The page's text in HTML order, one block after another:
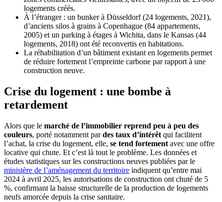
logements créés.
À l’étranger : un bunker à Düsseldorf (24 logements, 2021),
d’anciens silos à grains à Copenhague (84 appartements,
2005) et un parking à étages à Wichita, dans le Kansas (44
logements, 2018) ont été reconvertis en habitations.
La réhabilitation d’un bâtiment existant en logements permet
de réduire fortement l’empreinte carbone par rapport à une
construction neuve.
Crise du logement : une bombe à
retardement
Alors que le marché de l’immobilier reprend peu à peu des
couleurs, porté notamment pardes taux d’intérêt qui facilitent
l’achat, la crise du logement, elle, se tend fortement avec une offre
locative qui chute. Et c’est là tout le problème. Les données et
études statistiques sur les constructions neuves publiées par le
ministère de l’aménagement du territoire indiquent qu’entre mai
2024 à avril 2025, les autorisations de construction ont chuté de 5
%, confirmant la baisse structurelle de la production de logements
neufs amorcée depuis la crise sanitaire.